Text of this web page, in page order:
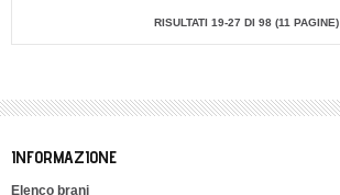
RISULTATI 19-27 DI 98 (11 PAGINE)
INFORMAZIONE
Elenco brani